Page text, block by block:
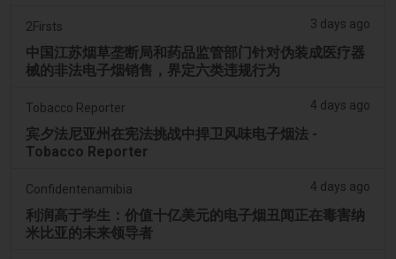
2Firsts 3 days ago
中国江苏烟草垄断局和药品监管部门针对伪装成医疗器
械的非法电子烟销售，界定六类违规行为
Tobacco Reporter 4 days ago
宾夕法尼亚州在宪法挑战中捍卫风味电子烟法 -
Tobacco Reporter
Confidentenamibia 4 days ago
利润高于学生：价值十亿美元的电子烟丑闻正在毒害纳
米比亚的未来领导者